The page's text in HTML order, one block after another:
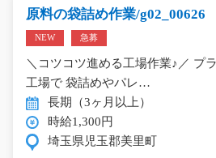
原料の袋詰め作業/g02_00626
NEW 急募
＼コツコツ進める工場作業♪／ プ
工場で 袋詰めやパレ…
長期（3ヶ月以上）
時給1,300円
埼玉県児玉郡美里町